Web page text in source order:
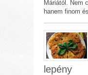
Máriától. Nem
hanem finom
lepény